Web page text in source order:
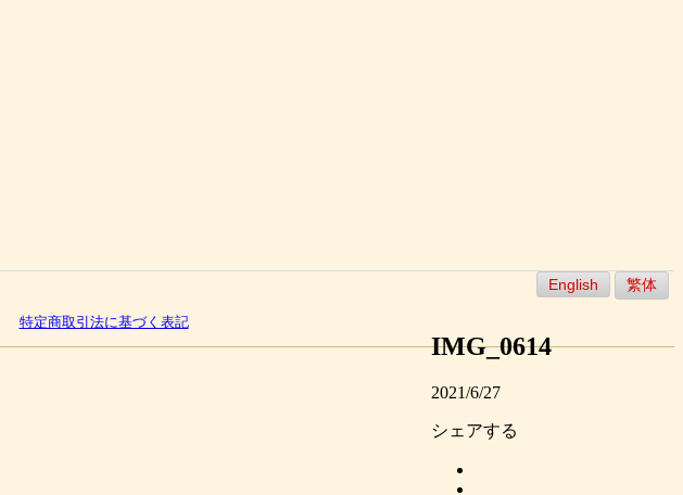
English 繁体
IMG_0614
2021/6/27
シェアする
特定商取引法に基づく表記